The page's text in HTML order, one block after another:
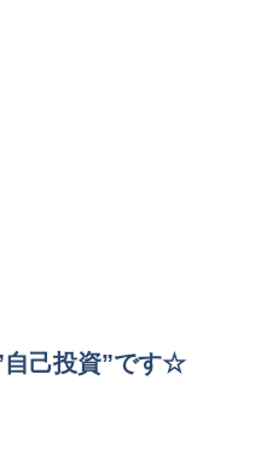
自己投資”です☆